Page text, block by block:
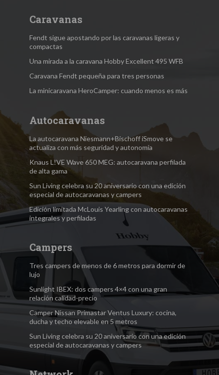
Caravanas
Fendt sigue apostando por las caravanas ligeras y
compactas
Una mirada a la caravana Hobby Excellent 495 WFB
Caravana Fendt pequeña para tres personas
La minicaravana HeroCamper: cuando menos es más
Autocaravanas
La autocaravana Niesmann+Bischoff iSmove se
actualiza con más seguridad y autonomía
Knaus L!VE Wave 650 MEG: autocaravana perfilada
de alta gama
Sun Living celebra su 20 aniversario con una edición
especial de autocaravanas y campers
Edición limitada McLouis Yearling con autocaravanas
integrales y perfiladas
Campers
Tres campers de menos de 6 metros para dormir de
lujo
Sunlight IBEX: dos campers 4×4 con una gran
relación calidad-precio
Camper Nissan Primastar Ventus Luxury: cocina,
ducha y techo elevable en 5 metros
Sun Living celebra su 20 aniversario con una edición
especial de autocaravanas y campers